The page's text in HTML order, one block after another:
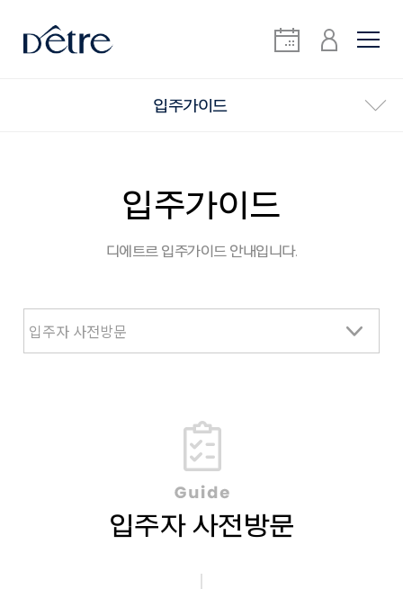
입주가이드
입주가이드
디에트르 입주가이드 안내입니다.
입주자 사전방문